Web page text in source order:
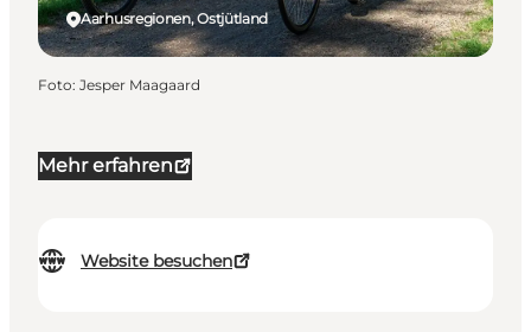
Mehr erfahren
Website besuchen
Aarhusregionen, Ostjütland
Foto: Jesper Maagaard